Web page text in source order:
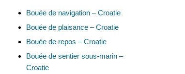
Bouée de navigation – Croatie
Bouée de plaisance – Croatie
Bouée de repos – Croatie
Bouée de sentier sous-marin –
Croatie